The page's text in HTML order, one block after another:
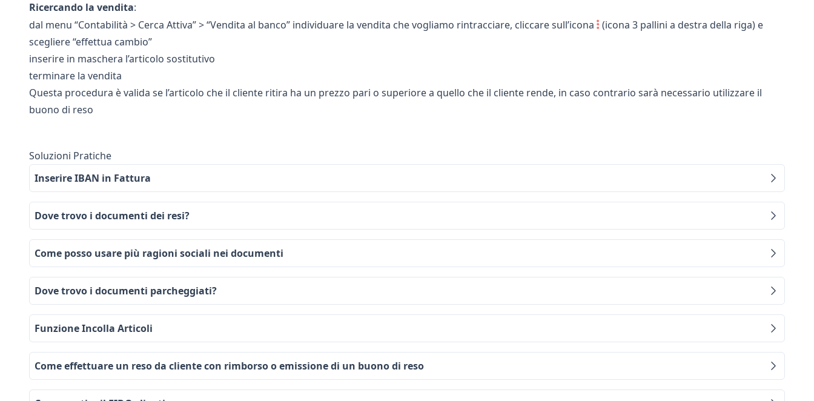
Ricercando la vendita:
dal menu “Contabilità > Cerca Attiva” > “Vendita al banco” individuare la vendita che vogliamo rintracciare, cliccare sull’icona
(icona 3 pallini a destra della riga) e
scegliere “effettua cambio”
inserire in maschera l’articolo sostitutivo
terminare la vendita
Questa procedura è valida se l’articolo che il cliente ritira ha un prezzo pari o superiore a quello che il cliente rende, in caso contrario sarà necessario utilizzare il
buono di reso
Soluzioni Pratiche
Inserire IBAN in Fattura
Dove trovo i documenti dei resi?
Come posso usare più ragioni sociali nei documenti
Dove trovo i documenti parcheggiati?
Funzione Incolla Articoli
Come effettuare un reso da cliente con rimborso o emissione di un buono di reso